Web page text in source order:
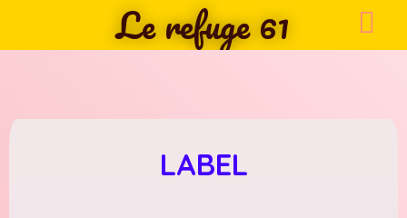
Le refuge 61
LABEL